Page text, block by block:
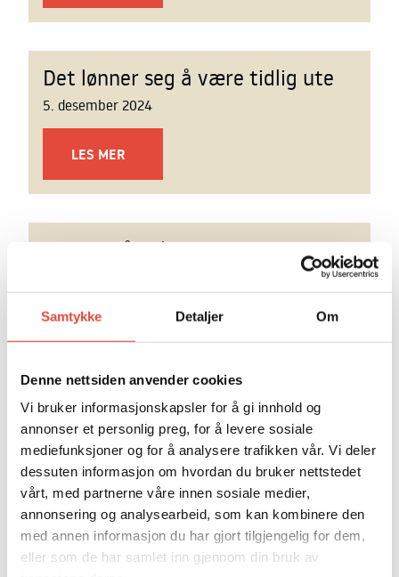
Samtykke Detaljer Om
Denne nettsiden anvender cookies
Vi bruker informasjonskapsler for å gi innhold og
annonser et personlig preg, for å levere sosiale
mediefunksjoner og for å analysere trafikken vår. Vi deler
dessuten informasjon om hvordan du bruker nettstedet
vårt, med partnerne våre innen sosiale medier,
annonsering og analysearbeid, som kan kombinere den
med annen informasjon du har gjort tilgjengelig for dem,
eller som de har samlet inn gjennom din bruk av
Det lønner seg å være tidlig ute
5. desember 2024
LES MER
En dag på Oslo Kongressenter
LES MER
Stor suksess på IBTM i Barcelona
1. desember 2022
LES MER